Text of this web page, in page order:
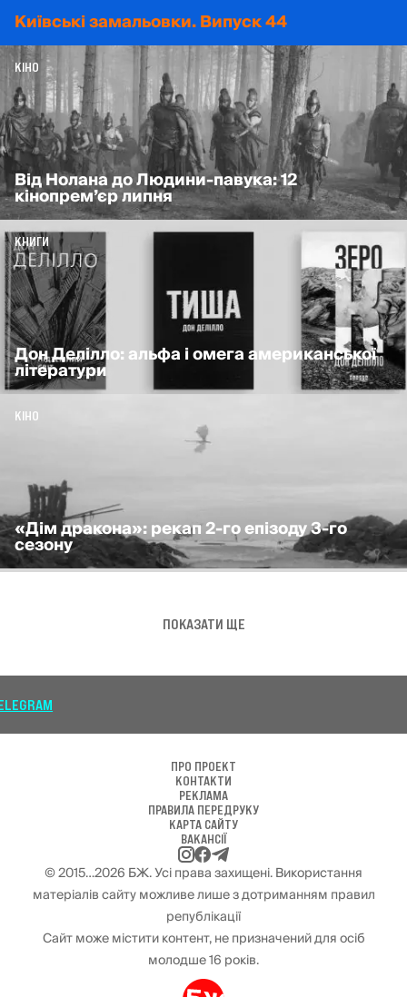
Київські замальовки. Випуск 44
Від Нолана до Людини-павука: 12
кінопрем’єр липня
КІНО
Дон Делілло: альфа і омега американської
літератури
КНИГИ
«Дім дракона»: рекап 2-го епізоду 3-го
сезону
КІНО
ПОКАЗАТИ ЩЕ
ПРО ПРОЕКТ
КОНТАКТИ
РЕКЛАМА
ПРАВИЛА ПЕРЕДРУКУ
КАРТА САЙТУ
ВАКАНСІЇ
© 2015…2026 БЖ. Усі права захищені. Використання
матеріалів сайту можливе лише з дотриманням правил
републікації
Сайт може містити контент, не призначений для осіб
молодше 16 років.